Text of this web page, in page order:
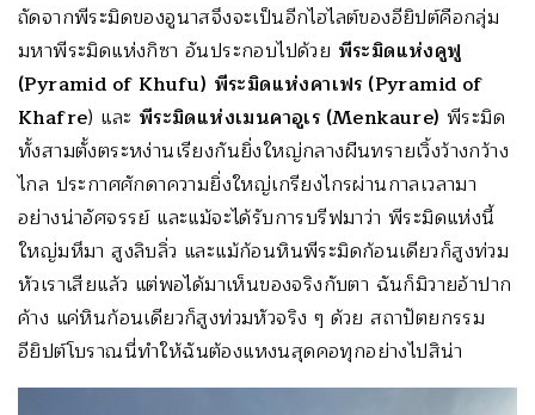
ถัดจากพีระมิดของอูนาสจึงจะเป็นอีกไฮไลต์ของอียิปต์คือกลุ่ม
มหาพีระมิดแห่งกิซา อันประกอบไปด้วย พีระมิดแห่งคูฟู
(Pyramid of Khufu) พีระมิดแห่งคาเฟร (Pyramid of
Khafre) และ พีระมิดแห่งเมนคาอูเร (Menkaure) พีระมิด
ทั้งสามตั้งตระหง่านเรียงกันยิ่งใหญ่กลางผืนทรายเวิ้งว้างกว้าง
ไกล ประกาศศักดาความยิ่งใหญ่เกรียงไกรผ่านกาลเวลามา
อย่างน่าอัศจรรย์ และแม้จะได้รับการบรีฟมาว่า พีระมิดแห่งนี้
ใหญ่มหึมา สูงลิบลิ่ว และแม้ก้อนหินพีระมิดก้อนเดียวก็สูงท่วม
หัวเราเสียแล้ว แต่พอได้มาเห็นของจริงกับตา ฉันก็มิวายอ้าปาก
ค้าง แค่หินก้อนเดียวก็สูงท่วมหัวจริง ๆ ด้วย สถาปัตยกรรม
อียิปต์โบราณนี่ทำให้ฉันต้องแหงนสุดคอทุกอย่างไปสิน่า